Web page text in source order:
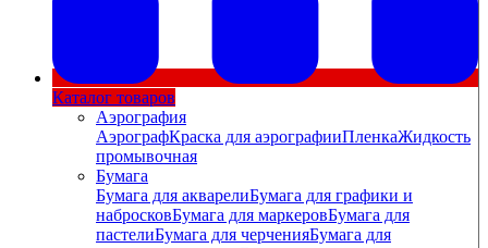
Каталог товаров
Аэрография
АэрографКраска для аэрографииПленкаЖидкость
промывочная
Бумага
Бумага для акварелиБумага для графики и
набросковБумага для маркеровБумага для
пастелиБумага для черченияБумага для